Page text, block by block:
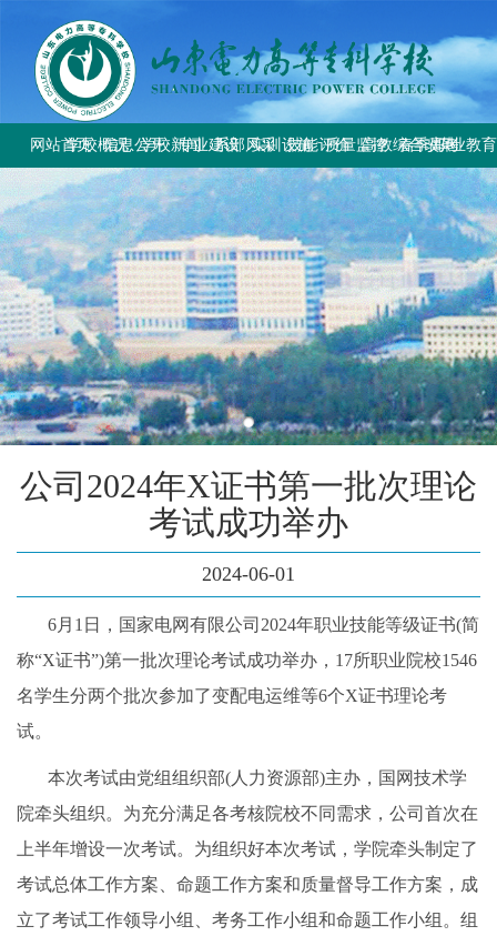
网站首页学校概况
学校简介
学校章程
历史沿革
规章制度
校园风貌
信息公开学校新闻
学校要闻
校园公告
专业建设
专业设置
方案标准建设
教材课程建设
师资队伍建设
实训资源建设
学生技能大赛
系部风采
电气工程系
电气自动化系
动力工程系
计量工程系
信息工程系
基础教学部
实训设施
总体简介
重点实训室
技能评价
工作信息
政策规定
评价计划
证书查询
质量监控
工作动态
规章制度
高教综合改革
教育部与省教
改革工作推
春季高考
上级文件
通知公告
成绩查询
职业教
公司2024年X证书第一批次理论
考试成功举办
2024-06-01
6月1日，国家电网有限公司2024年职业技能等级证书(简
称“X证书”)第一批次理论考试成功举办，17所职业院校1546
名学生分两个批次参加了变配电运维等6个X证书理论考
试。
本次考试由党组组织部(人力资源部)主办，国网技术学
院牵头组织。为充分满足各考核院校不同需求，公司首次在
上半年增设一次考试。为组织好本次考试，学院牵头制定了
考试总体工作方案、命题工作方案和质量督导工作方案，成
立了考试工作领导小组、考务工作小组和命题工作小组。组